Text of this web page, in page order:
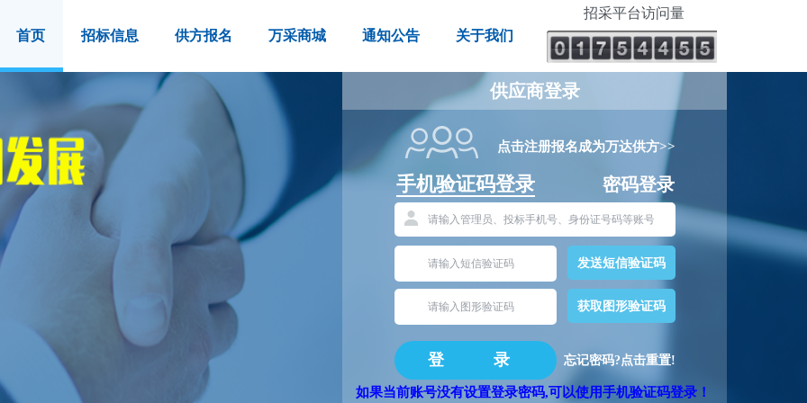
首页 招标信息 供方报名 万采商城 通知公告 关于我们
招采平台访问量
供应商登录
⁮点击注册报名成为万达供方>>
手机验证码登录 密码登录
发送短信验证码
获取图形验证码
忘记密码?点击重置!
如果当前账号没有设置登录密码,可以使用手机验证码登录！